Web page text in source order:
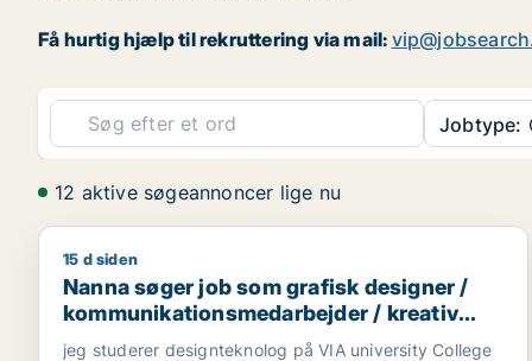
Få hurtig hjælp til rekruttering via mail:
Jobtype:
12 aktive søgeannoncer lige nu
Nanna søger job som grafisk designer /
15 d siden
Nanna søger job som grafisk designer /
kommunikationsmedarbejder / kreativ
medarbejder
jeg studerer designteknolog på VIA university College